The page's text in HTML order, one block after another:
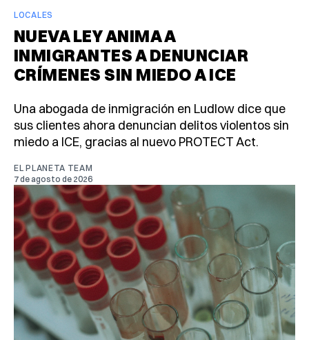
LOCALES
NUEVA LEY ANIMA A
INMIGRANTES A DENUNCIAR
CRÍMENES SIN MIEDO A ICE
Una abogada de inmigración en Ludlow dice que
sus clientes ahora denuncian delitos violentos sin
miedo a ICE, gracias al nuevo PROTECT Act.
EL PLANETA TEAM
7 de agosto de 2026